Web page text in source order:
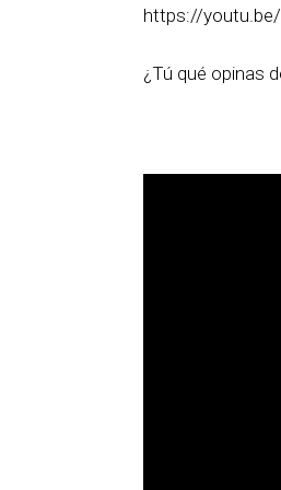
https://
¿Tú qué opinas